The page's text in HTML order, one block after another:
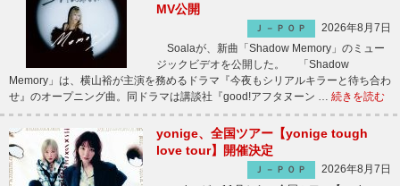
MV公開
Ｊ－ＰＯＰ
2026年8月7日
Soalaが、新曲「Shadow Memory」のミュー
ジックビデオを公開した。 「Shadow
Memory」は、横山裕が主演を務めるドラマ『今夜もシリアルキラーと待ち合わ
せ』のオープニング曲。同ドラマは講談社『good!アフタヌーン … 続きを読む
yonige、全国ツアー【yonige tough
love tour】開催決定
Ｊ－ＰＯＰ
2026年8月7日